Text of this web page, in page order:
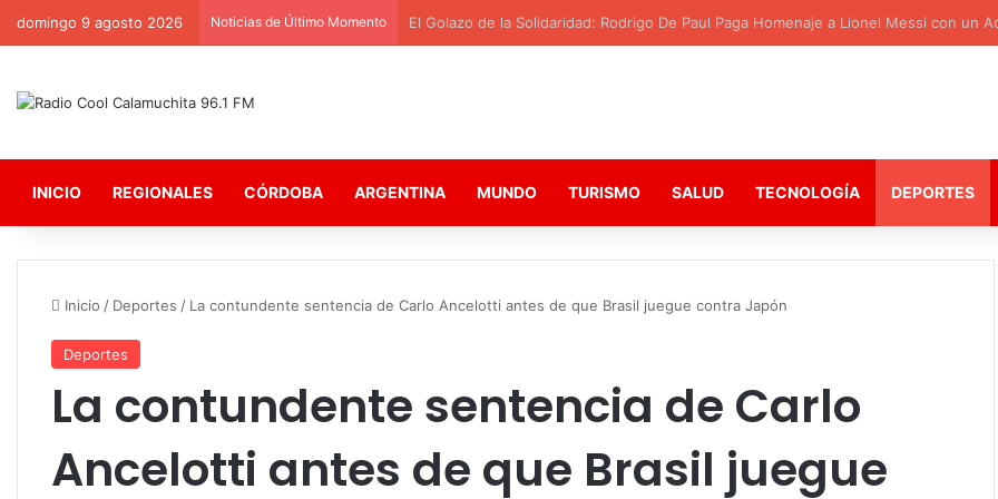
domingo 9 agosto 2026 Noticias de Último Momento El Golazo de la Solidaridad: Rodrigo De Paul Paga Homenaje a Lionel Messi con un
INICIO REGIONALES CÓRDOBA ARGENTINA MUNDO TURISMO SALUD TECNOLOGÍA DEPORTES
Inicio / Deportes / La contundente sentencia de Carlo Ancelotti antes de que Brasil juegue contra Japón
Deportes
La contundente sentencia de Carlo
Ancelotti antes de que Brasil juegue